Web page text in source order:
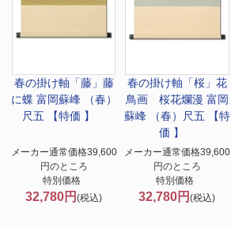
春の掛け軸「藤」 藤
に蝶 富岡蘇峰 （春）
尺五 【特価 】
メーカー通常価格39,600
円のところ
特別価格
32,780円(税込)
春の掛け軸「桜」 花
鳥画 桜花爛漫 富岡
蘇峰 （春）尺五 【特
価 】
メーカー通常価格39,600
円のところ
特別価格
32,780円(税込)